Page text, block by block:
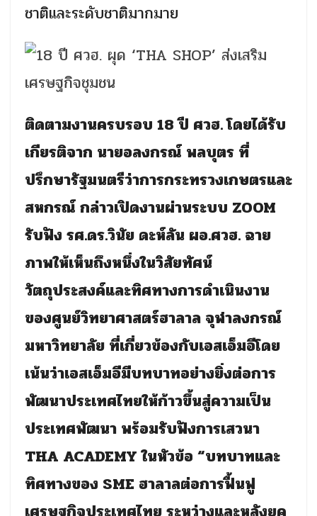
ชาติและระดับชาติมากมาย
ติดตามงานครบรอบ 18ปี ศวฮ. โดยได้รับ
เกียรติจาก นายอลงกรณ์ พลบุตร ที่
ปรึกษารัฐมนตรีว่าการกระทรวงเกษตรและ
สหกรณ์ กล่าวเปิดงานผ่านระบบ ZOOM
รับฟัง รศ.ดร.วินัย ดะห์ลัน ผอ.ศวฮ. ฉาย
ภาพให้เห็นถึงหนึ่งในวิสัยทัศน์
วัตถุประสงค์และทิศทางการดำเนินงาน
ของศูนย์วิทยาศาสตร์ฮาลาล จุฬาลงกรณ์
มหาวิทยาลัย ที่เกี่ยวข้องกับเอสเอ็มอีโดย
เน้นว่าเอสเอ็มอีมีบทบาทอย่างยิ่งต่อการ
พัฒนาประเทศไทยให้ก้าวขึ้นสู่ความเป็น
ประเทศพัฒนา พร้อมรับฟังการเสวนา
THA ACADEMYในหัวข้อ “บทบาทและ
ทิศทางของ SME ฮาลาลต่อการฟื้นฟู